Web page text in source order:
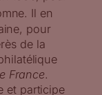
Il en
pour
de la
France.
et participe